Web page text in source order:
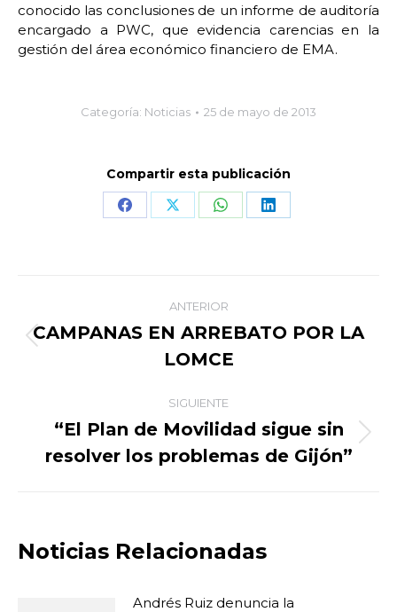
conocido las conclusiones de un informe de auditoría
encargado a PWC, que evidencia carencias en la
gestión del área económico financiero de EMA.
Categoría: Noticias 25 de mayo de 2013
Compartir esta publicación
Share Share Share Share
Navegación
entre
publicaciones
ANTERIOR
Publicación
anterior:
CAMPANAS EN ARREBATO POR LA
LOMCE
SIGUIENTE
Publicación
siguiente:
“El Plan de Movilidad sigue sin
resolver los problemas de Gijón”
Noticias Relacionadas
Andrés Ruiz denuncia la